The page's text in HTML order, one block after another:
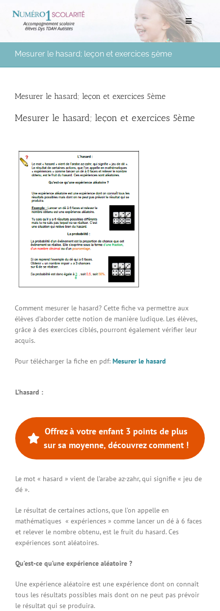
contenu
Toggle
Navigation
Rechercher:
Soutien aux Parents
Ressources pédagogiques
Médias
Connexion à votre espace
Mesurer le hasard; leçon et exercices 5ème
Mesurer le hasard; leçon et exercices 5ème
Mesurer le hasard; leçon et exercices 5ème
Comment mesurer le hasard? Cette fiche va permettre aux
élèves d’aborder cette notion de manière ludique. Les élèves,
grâce à des exercices ciblés, pourront également vérifier leur
acquis.
Pour télécharger la fiche en pdf: Mesurer le hasard
L’hasard :
Offrez à votre enfant 3 points de plus
sur sa moyenne, découvrez comment !
Le mot « hasard » vient de l’arabe az-zahr, qui signifie « jeu de
dé ».
Le résultat de certaines actions, que l’on appelle en
mathématiques « expériences » comme lancer un dé à 6 faces
et relever le nombre obtenu, est le fruit du hasard. Ces
expériences sont aléatoires.
Qu’est-ce qu’une expérience aléatoire ?
Une expérience aléatoire est une expérience dont on connaît
tous les résultats possibles mais dont on ne peut pas prévoir
le résultat qui se produira.